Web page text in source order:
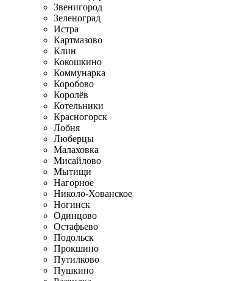
Звенигород
Зеленоград
Истра
Картмазово
Клин
Кокошкино
Коммунарка
Коробово
Королёв
Котельники
Красногорск
Лобня
Люберцы
Малаховка
Мисайлово
Мытищи
Нагорное
Николо-Хованское
Ногинск
Одинцово
Остафьево
Подольск
Прокшино
Путилково
Пушкино